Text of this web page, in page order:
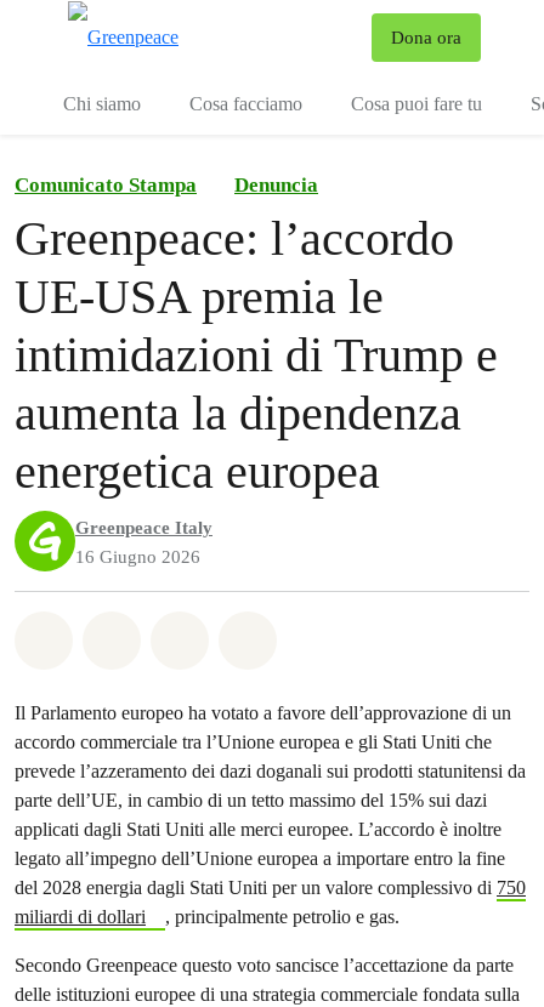
Dona ora
Chi siamo Cosa facciamo Cosa puoi fare tu
Comunicato Stampa Denuncia
Greenpeace: l’accordo
UE-USA premia le
intimidazioni di Trump e
aumenta la dipendenza
energetica europea
Greenpeace Italy
16 Giugno 2026
Il Parlamento europeo ha votato a favore dell’approvazione di un
accordo commerciale tra l’Unione europea e gli Stati Uniti che
prevede l’azzeramento dei dazi doganali sui prodotti statunitensi da
parte dell’UE, in cambio di un tetto massimo del 15% sui dazi
applicati dagli Stati Uniti alle merci europee. L’accordo è inoltre
legato all’impegno dell’Unione europea a importare entro la fine
del 2028 energia dagli Stati Uniti per un valore complessivo di 750
miliardi di dollari
, principalmente petrolio e gas.
Secondo Greenpeace questo voto sancisce l’accettazione da parte
delle istituzioni europee di una strategia commerciale fondata sulla